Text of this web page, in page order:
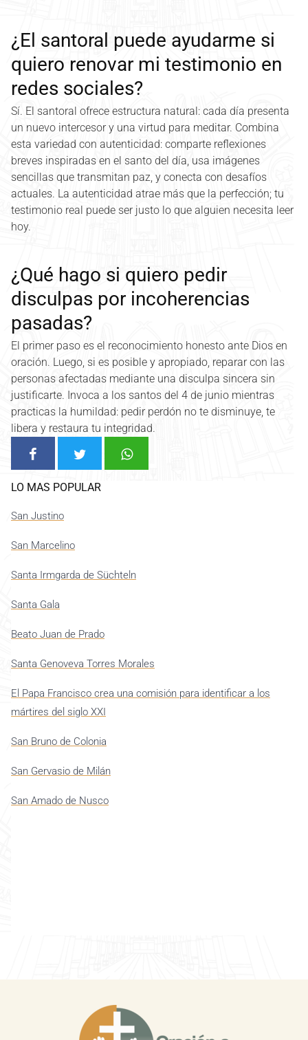
¿El santoral puede ayudarme si
quiero renovar mi testimonio en
redes sociales?
Sí. El santoral ofrece estructura natural: cada día presenta
un nuevo intercesor y una virtud para meditar. Combina
esta variedad con autenticidad: comparte reflexiones
breves inspiradas en el santo del día, usa imágenes
sencillas que transmitan paz, y conecta con desafíos
actuales. La autenticidad atrae más que la perfección; tu
testimonio real puede ser justo lo que alguien necesita leer
hoy.
¿Qué hago si quiero pedir
disculpas por incoherencias
pasadas?
El primer paso es el reconocimiento honesto ante Dios en
oración. Luego, si es posible y apropiado, reparar con las
personas afectadas mediante una disculpa sincera sin
justificarte. Invoca a los santos del 4 de junio mientras
practicas la humildad: pedir perdón no te disminuye, te
libera y restaura tu integridad.
LO MAS POPULAR
San Justino
San Marcelino
Santa Irmgarda de Süchteln
Santa Gala
Beato Juan de Prado
Santa Genoveva Torres Morales
El Papa Francisco crea una comisión para identificar a los
mártires del siglo XXI
San Bruno de Colonia
San Gervasio de Milán
San Amado de Nusco